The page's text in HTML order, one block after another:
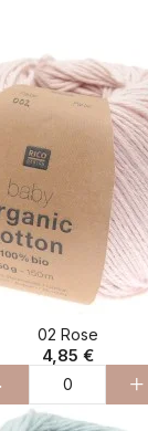
02 Rose
4,85 €
+